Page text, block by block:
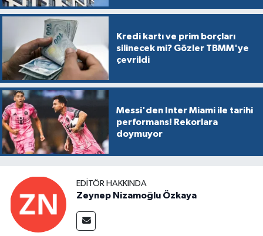
Kredi kartı ve prim borçları
silinecek mi? Gözler TBMM'ye
çevrildi
Messi'den Inter Miami ile tarihi
performans! Rekorlara
doymuyor
EDITÖR HAKKINDA
Zeynep Nizamoğlu Özkaya